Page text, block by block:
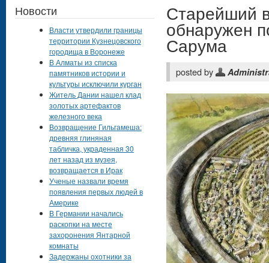
Старейший
обнаружен
Сарума
posted by
Новости
Власти утвердили границы
территории Кузнецовского
городища в Воронеже
В Алматы из списка
памятников истории и
культуры исключили курган
Житель Дании нашел клад
золотых артефактов
железного века
Возвращение Гильгамеша:
древняя глиняная
табличка, украденная 30
лет назад из музея,
возвращается в Ирак
Ученые назвали время
появления первых людей в
Америке
В Германии начались
раскопки на месте
захоронения Янтарной
комнаты
Задержаны охотники за